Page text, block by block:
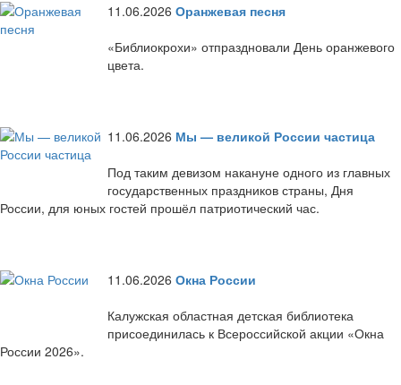
11.06.2026 Оранжевая песня
«Библиокрохи» отпраздновали День оранжевого
цвета.
11.06.2026 Мы — великой России частица
Под таким девизом накануне одного из главных
государственных праздников страны, Дня
России, для юных гостей прошёл патриотический час.
11.06.2026 Окна России
Калужская областная детская библиотека
присоединилась к Всероссийской акции «Окна
России 2026».